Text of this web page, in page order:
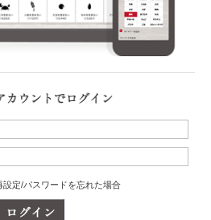
設定/パスワードを忘れた場合